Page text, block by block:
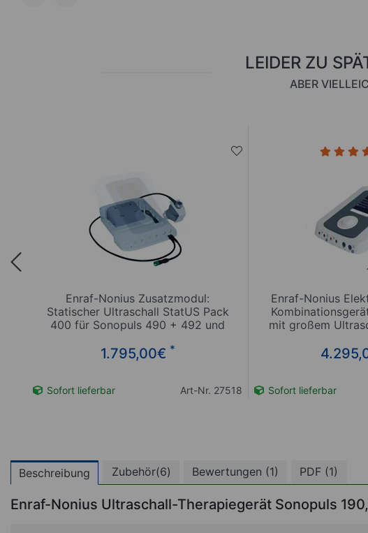
LEIDER ZU
ABER
Enraf-Nonius Zusatzmodul:
Statischer Ultraschall StatUS Pack
400 für Sonopuls 490 + 492 und
1.795,00€ *
Sofort lieferbar Art-Nr. 27518
Enraf-Nonius
mit großem
Sofort lieferbar
Beschreibung Zubehör(6) Bewertungen (1) PDF (1)
Enraf-Nonius Ultraschall-Therapiegerät Sonopuls